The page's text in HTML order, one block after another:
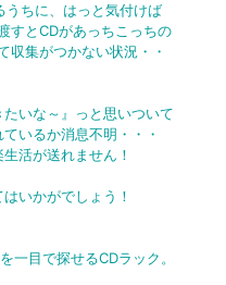
うちに、はっと気付けば
すとCDがあっちこっちの
収集がつかない状況・・
いな～』っと思いついて
いるか消息不明・・・
活が送れません！
いかがでしょう！
一目で探せるCDラック。